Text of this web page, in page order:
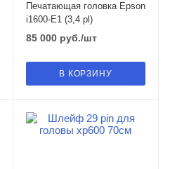
Печатающая головка Epson
i1600-E1 (3,4 pl)
85 000руб./шт
В КОРЗИНУ